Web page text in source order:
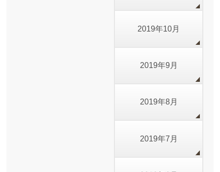
2019年10月
2019年9月
2019年8月
2019年7月